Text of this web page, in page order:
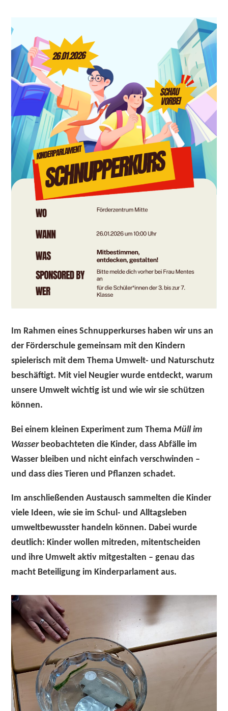
Im Rahmen eines Schnupperkurses haben wir uns an
der Förderschule gemeinsam mit den Kindern
spielerisch mit dem Thema Umwelt- und Naturschutz
beschäftigt. Mit viel Neugier wurde entdeckt, warum
unsere Umwelt wichtig ist und wie wir sie schützen
können.
Bei einem kleinen Experiment zum ThemaMüll im
Wasserbeobachteten die Kinder, dass Abfälle im
Wasser bleiben und nicht einfach verschwinden –
und dass dies Tieren und Pflanzen schadet.
Im anschließenden Austausch sammelten die Kinder
viele Ideen, wie sie im Schul- und Alltagsleben
umweltbewusster handeln können. Dabei wurde
deutlich: Kinder wollen mitreden, mitentscheiden
und ihre Umwelt aktiv mitgestalten – genau das
macht Beteiligung im Kinderparlament aus.